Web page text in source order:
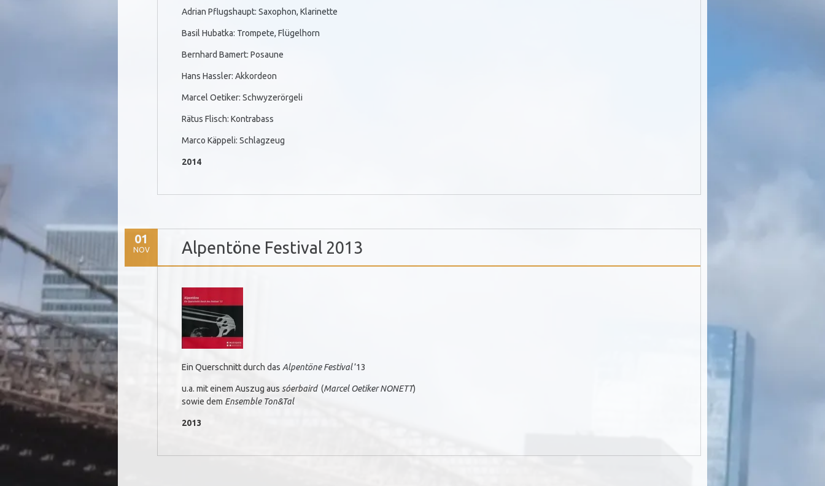
Adrian Pflugshaupt: Saxophon, Klarinette
Basil Hubatka: Trompete, Flügelhorn
Bernhard Bamert: Posaune
Hans Hassler: Akkordeon
Marcel Oetiker: Schwyzerörgeli
Rätus Flisch: Kontrabass
Marco Käppeli: Schlagzeug
2014
01
NOV Alpentöne Festival 2013
Ein Querschnitt durch das Alpentöne Festival’13
u.a. mit einem Auszug aus sóerbaird(Marcel Oetiker NONETT)
sowie dem Ensemble Ton&Tal
2013